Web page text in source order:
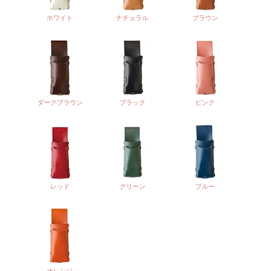
ホワイト ナチュラル ブラウン
ダークブラウン ブラック ピンク
レッド グリーン ブルー